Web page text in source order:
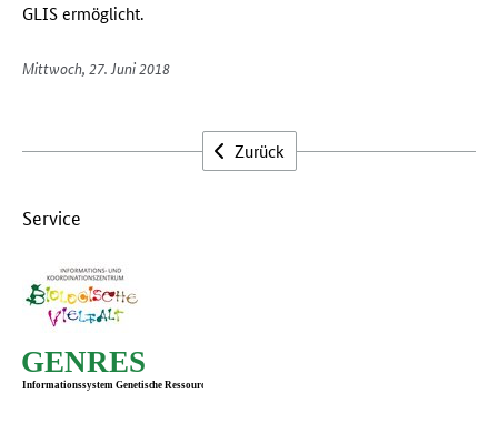
GLIS ermöglicht.
Mittwoch, 27. Juni 2018
Zurück
Service